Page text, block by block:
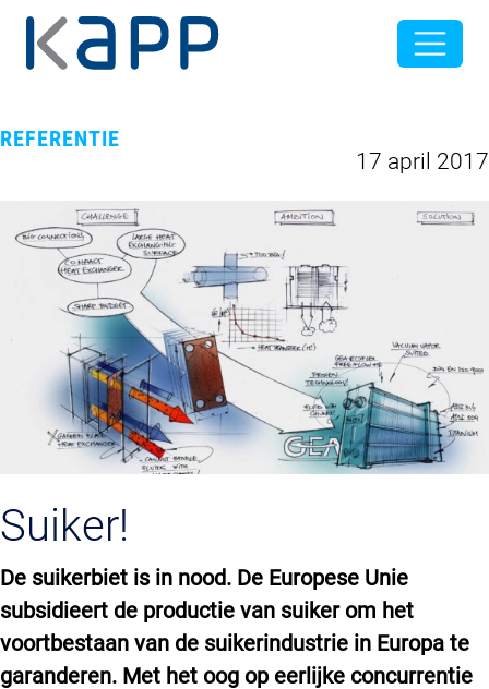
REFERENTIE
17 april 2017
Suiker!
De suikerbiet is in nood. De Europese Unie
subsidieert de productie van suiker om het
voortbestaan van de suikerindustrie in Europa te
garanderen. Met het oog op eerlijke concurrentie